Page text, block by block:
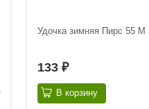
Удочка зимняя Пирс 55 М
133 ₽
В корзину